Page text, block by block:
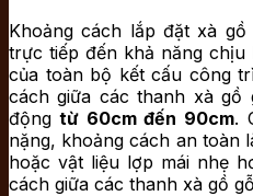
Khoảng cách lắp đặt xà
trực tiếp đến khả năng
của toàn bộ kết cấu công
cách giữa các thanh xà gồ
độngtừ 60cm đến 90cm.
nặng, khoảng cách an toàn
hoặc vật liệu lợp mái nhẹ
cách giữa các thanh xà gồ